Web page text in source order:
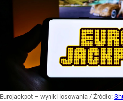
Eurojackpot – wyniki losowania / Źródło: